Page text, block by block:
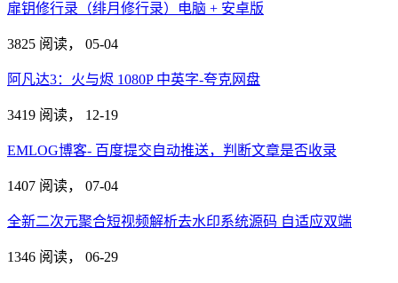
扉钥修行录（绯月修行录）电脑 + 安卓版
3825 阅读， 05-04
阿凡达3：火与烬 1080P 中英字-夸克网盘
3419 阅读， 12-19
EMLOG博客- 百度提交自动推送，判断文章是否收录
1407 阅读， 07-04
全新二次元聚合短视频解析去水印系统源码 自适应双端
1346 阅读， 06-29